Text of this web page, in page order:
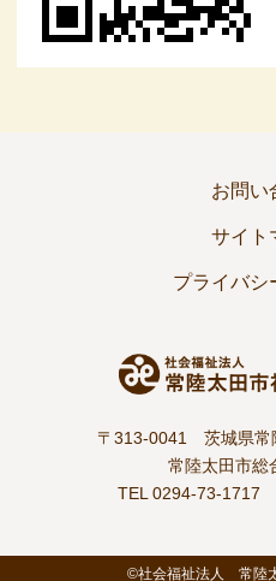
お問い
サイト
プライバシ
〒313-0041 茨城県常
常陸太田市総
TEL 0294-73-1717
©社会福祉法人 常陸